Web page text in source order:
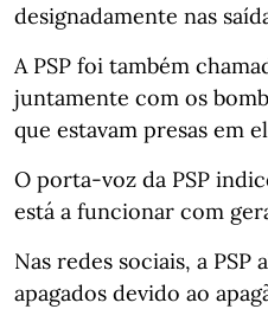
designadamente nas
A PSP foi também
juntamente com os
que estavam presas em
O porta-voz da PSP
está a funcionar com
Nas redes sociais, a PSP
apagados devido ao